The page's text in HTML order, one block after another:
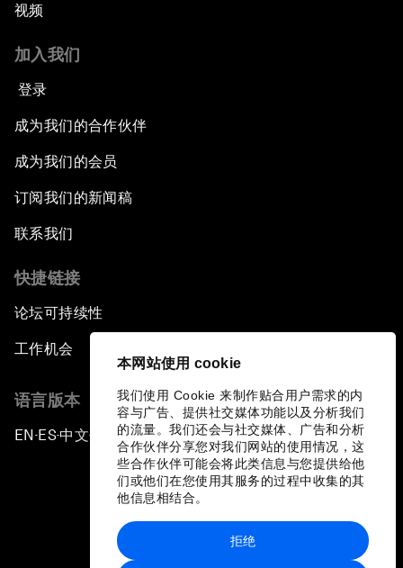
本网站使用 cookie
我们使用 Cookie 来制作贴合用户需求的内
容与广告、提供社交媒体功能以及分析我们
的流量。我们还会与社交媒体、广告和分析
合作伙伴分享您对我们网站的使用情况，这
些合作伙伴可能会将此类信息与您提供给他
们或他们在您使用其服务的过程中收集的其
他信息相结合。
拒绝
视频
加入我们
登录
成为我们的合作伙伴
成为我们的会员
订阅我们的新闻稿
联系我们
快捷链接
论坛可持续性
工作机会
语言版本
EN ▪ ES▪中文▪ 日本語